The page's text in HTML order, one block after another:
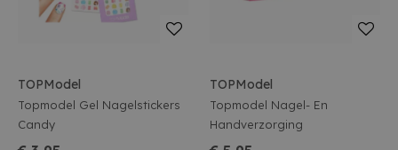
TOPModel
Topmodel Gel Nagelstickers
Candy
TOPModel
Topmodel Nagel- En
Handverzorging